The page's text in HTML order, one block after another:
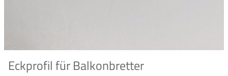
Eckprofil für Balkonbretter